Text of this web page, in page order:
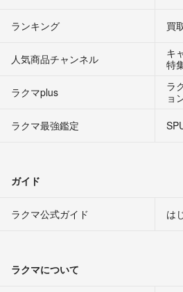
ランキング 買
人気商品チャンネル
キ
特
ラクマplus
ラ
ョ
ラクマ最強鑑定
ガイド
ラクマ公式ガイド は
ラクマについて